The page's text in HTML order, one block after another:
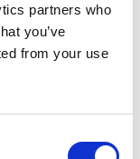
partners who
you’ve
from your use